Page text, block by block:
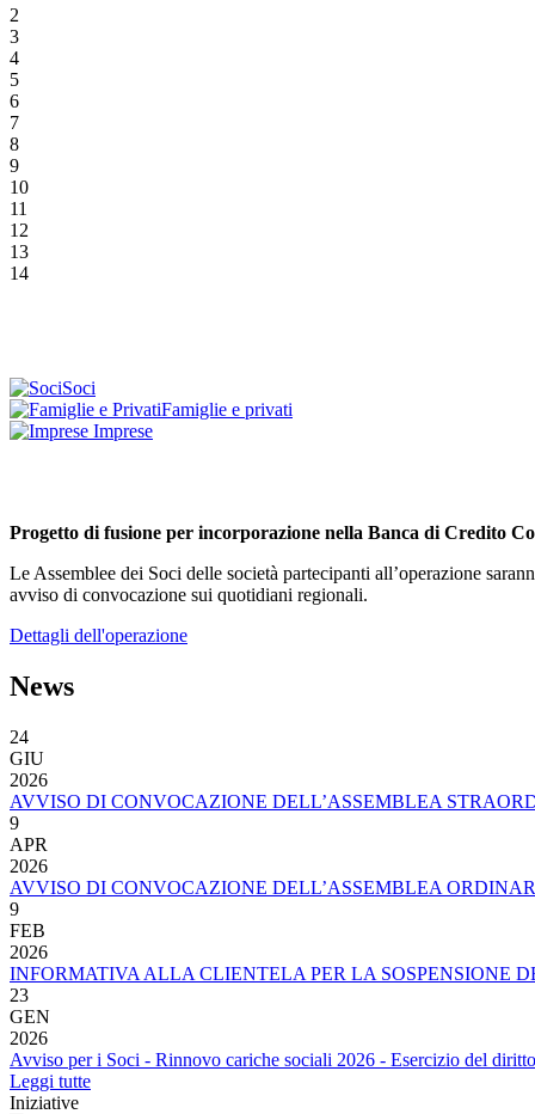
2
3
4
5
6
7
8
9
10
11
12
13
14
Soci
Famiglie e privati
Imprese
Progetto di fusione per incorporazione nella Banca di Credito
Le Assemblee dei Soci delle società partecipanti all’operazione
avviso di convocazione sui quotidiani regionali.
Dettagli dell'operazione
News
24
GIU
2026
AVVISO DI CONVOCAZIONE DELL’ASSEMBLEA
9
APR
2026
AVVISO DI CONVOCAZIONE DELL’ASSEMBLEA
9
FEB
2026
INFORMATIVA ALLA CLIENTELA PER LA SOSPENSIONE
23
GEN
2026
Avviso per i Soci - Rinnovo cariche sociali 2026 - Esercizio del
Leggi tutte
Iniziative